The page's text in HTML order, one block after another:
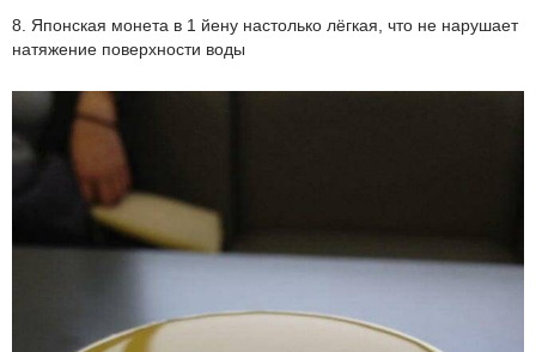
8. Японская монета в 1 йену настолько лёгкая, что не нарушает
натяжение поверхности воды